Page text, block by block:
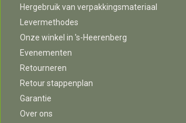
Hergebruik van verpakkingsmateriaal
Levermethodes
Onze winkel in 's-Heerenberg
Evenementen
Retourneren
Retour stappenplan
Garantie
Over ons